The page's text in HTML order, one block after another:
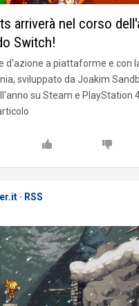
arriverà nel corso
Switch!
d'azione a piattaforme e con
sviluppato da Joakim
su Steam e PlayStation
· RSS